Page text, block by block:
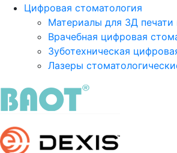
Цифровая стоматология
Материалы для 3Д печати
Врачебная цифровая
Зуботехническая
Лазеры